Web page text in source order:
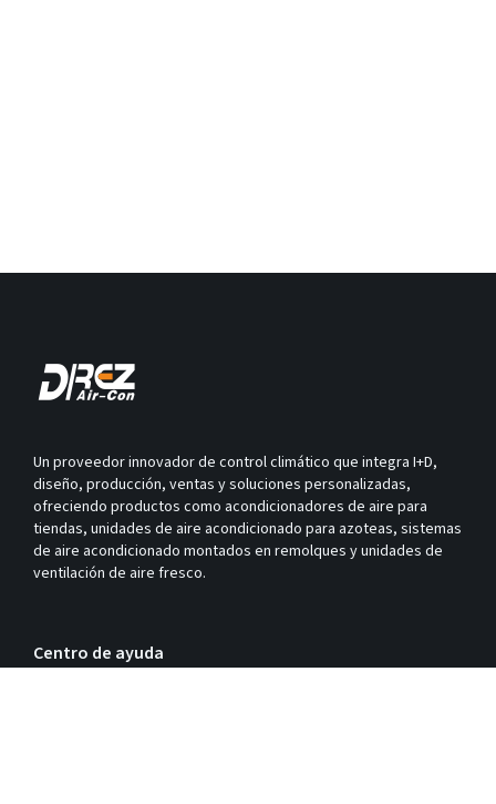
Un proveedor innovador de control climático que integra I+D,
diseño, producción, ventas y soluciones personalizadas,
ofreciendo productos como acondicionadores de aire para
tiendas, unidades de aire acondicionado para azoteas, sistemas
de aire acondicionado montados en remolques y unidades de
ventilación de aire fresco.
Centro de ayuda